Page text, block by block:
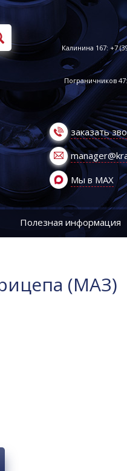
Калинина 167: +7
Пограничников
заказать
Мы в MAX
Полезная информация
(МАЗ)